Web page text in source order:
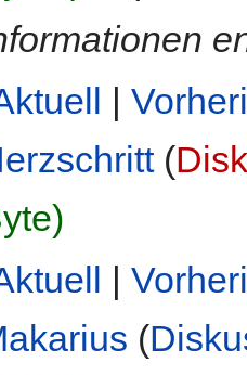
|
(
|
(